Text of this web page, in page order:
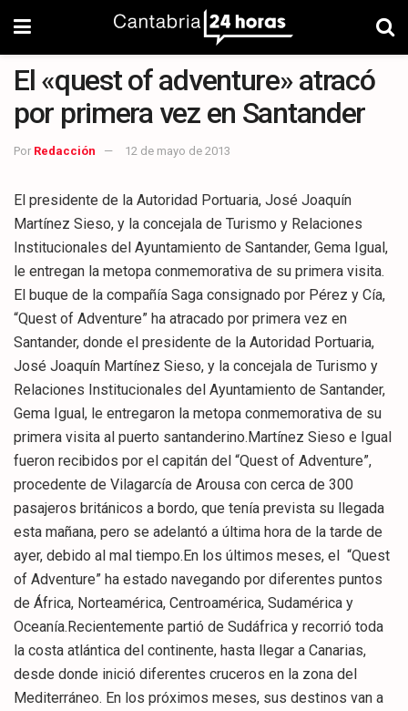
El «quest of adventure» atracó
por primera vez en Santander
Por Redacción 12 de mayo de 2013
El presidente de la Autoridad Portuaria, José Joaquín
Martínez Sieso, y la concejala de Turismo y Relaciones
Institucionales del Ayuntamiento de Santander, Gema Igual,
le entregan la metopa conmemorativa de su primera visita.
El buque de la compañía Saga consignado por Pérez y Cía,
“Quest of Adventure” ha atracado por primera vez en
Santander, donde el presidente de la Autoridad Portuaria,
José Joaquín Martínez Sieso, y la concejala de Turismo y
Relaciones Institucionales del Ayuntamiento de Santander,
Gema Igual, le entregaron la metopa conmemorativa de su
primera visita al puerto santanderino.Martínez Sieso e Igual
fueron recibidos por el capitán del “Quest of Adventure”,
procedente de Vilagarcía de Arousa con cerca de 300
pasajeros británicos a bordo, que tenía prevista su llegada
esta mañana, pero se adelantó a última hora de la tarde de
ayer, debido al mal tiempo.En los últimos meses, el “Quest
of Adventure” ha estado navegando por diferentes puntos
de África, Norteamérica, Centroamérica, Sudamérica y
Oceanía.Recientemente partió de Sudáfrica y recorrió toda
la costa atlántica del continente, hasta llegar a Canarias,
desde donde inició diferentes cruceros en la zona del
Mediterráneo. En los próximos meses, sus destinos van a